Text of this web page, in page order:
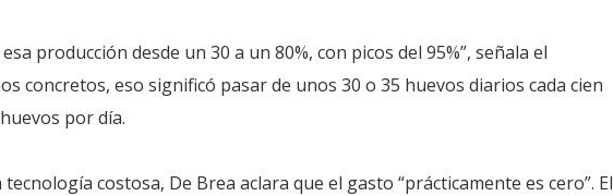
producción desde un 30 a un 80%, con picos del 95%”, señala el
concretos, eso significó pasar de unos 30 o 35 huevos diarios cada cien
por día.
costosa, De Brea aclara que el gasto “prácticamente es cero”. El